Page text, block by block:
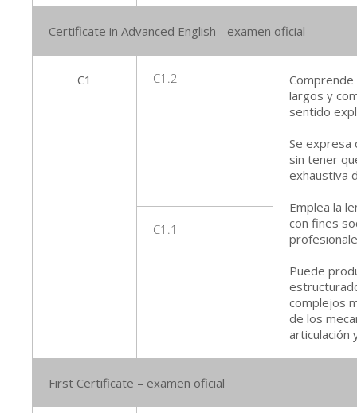
Certificate in Advanced English - examen oficial
C1 C1.2
largos y
sentido
Se expresa
sin tener
exhaustiva
Emplea la
con fines
Puede
complejos
de los
articulación
C1.1
First Certificate – examen oficial